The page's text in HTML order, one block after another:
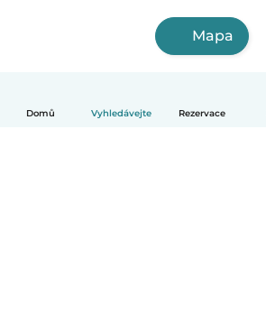
Domů Vyhledávejte Rezervace
Mapa